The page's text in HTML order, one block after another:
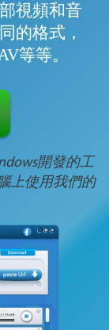
視頻和音
的格式，
等等。
開發的工
上使用我們的